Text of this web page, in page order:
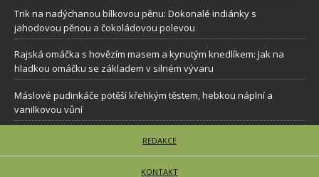
Trik na nadýchanou bílkovou pěnu: Dokonalé indiánky s
jahodovou pěnou a čokoládovou polevou
Rajská omáčka s hovězím masem a kynutým knedlíkem: Jak na
hladkou omáčku se základem v silném vývaru
Máslové pudinkáče potěší křehkým těstem, hebkou náplní a
vanilkovou vůní
REDAKCE
KONTAKT